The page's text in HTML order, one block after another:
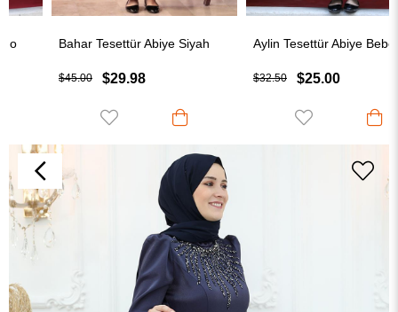
Bahar Tesettür Abiye Siyah
$29.98
Aylin Tesettür Abiye Bebe Mavisi
$25.00